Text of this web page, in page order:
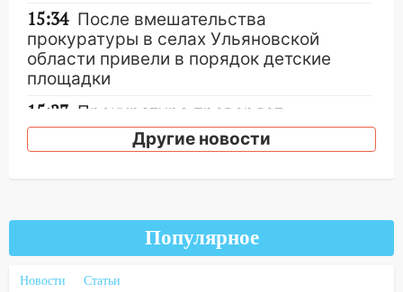
15:34 После вмешательства
прокуратуры в селах Ульяновской
области привели в порядок детские
площадки
15:27 Прокуратура проверяет
капремонт школы в селе Кивать
На проспекте Гая в Ульяновске
запретили остановку автомобилей на
50-метровом участке
Другие новости
Популярное
Новости
Статьи